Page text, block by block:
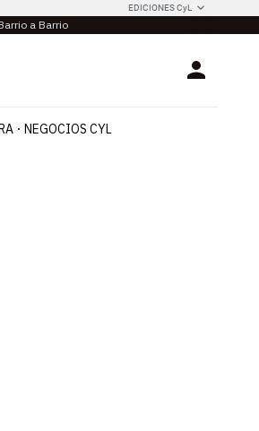
EDICIONES CyL
a Barrio
Login
NEGOCIOS CYL